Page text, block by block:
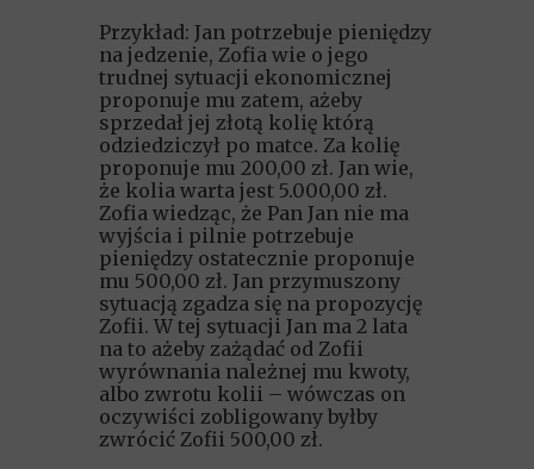
Przykład: Jan potrzebuje pieniędzy
na jedzenie, Zofia wie o jego
trudnej sytuacji ekonomicznej
proponuje mu zatem, ażeby
sprzedał jej złotą kolię którą
odziedziczył po matce. Za kolię
proponuje mu 200,00 zł. Jan wie,
że kolia warta jest 5.000,00 zł.
Zofia wiedząc, że Pan Jan nie ma
wyjścia i pilnie potrzebuje
pieniędzy ostatecznie proponuje
mu 500,00 zł. Jan przymuszony
sytuacją zgadza się na propozycję
Zofii. W tej sytuacji Jan ma 2 lata
na to ażeby zażądać od Zofii
wyrównania należnej mu kwoty,
albo zwrotu kolii – wówczas on
oczywiści zobligowany byłby
zwrócić Zofii 500,00 zł.